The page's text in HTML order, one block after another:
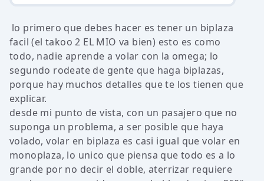
lo primero que debes hacer es tener un biplaza
facil (el takoo 2 EL MIO va bien) esto es como
todo, nadie aprende a volar con la omega; lo
segundo rodeate de gente que haga biplazas,
porque hay muchos detalles que te los tienen que
explicar.
desde mi punto de vista, con un pasajero que no
suponga un problema, a ser posible que haya
volado, volar en biplaza es casi igual que volar en
monoplaza, lo unico que piensa que todo es a lo
grande por no decir el doble, aterrizar requiere